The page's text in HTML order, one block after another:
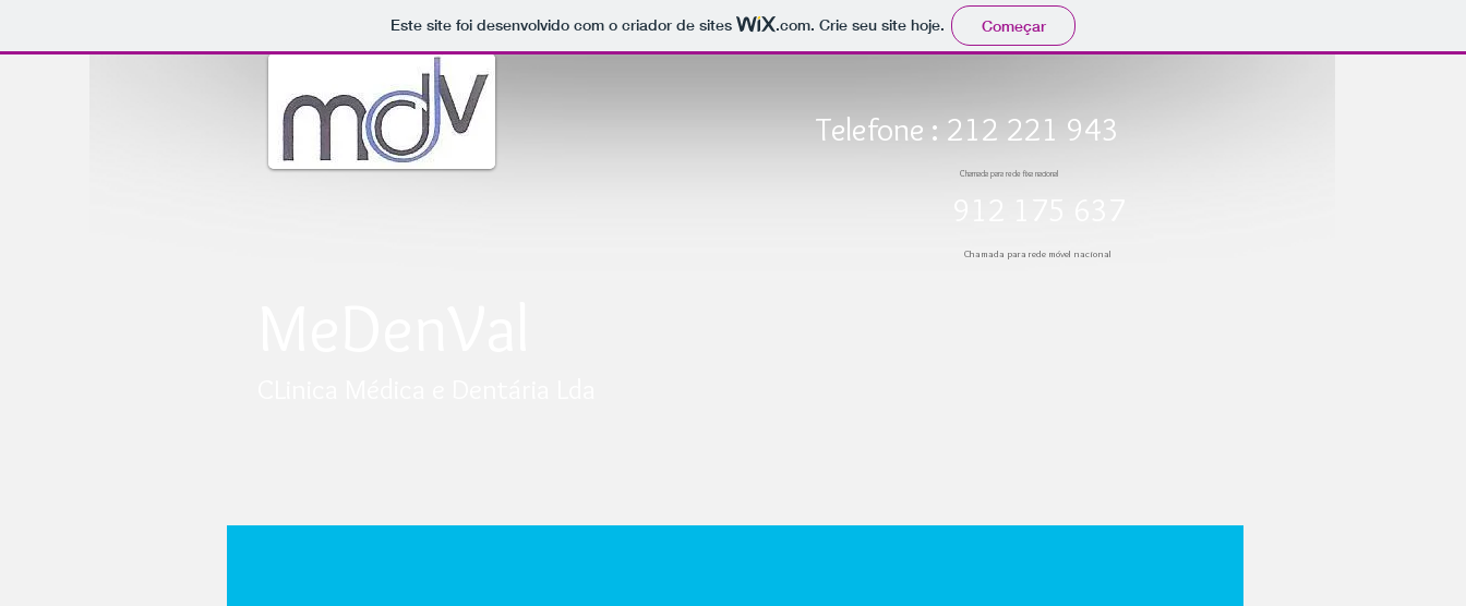
Este site foi desenvolvido com o criador de sites .com. Crie seu site hoje. Começar
Telefone : 212 221 943
Chamada para rede fixa nacional
Chamada para rede móvel nacional